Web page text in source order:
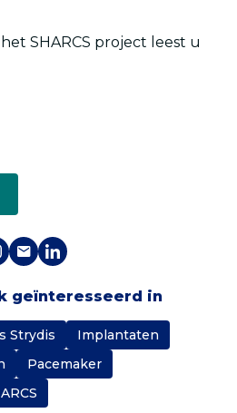
SHARCS project leest u
geïnteresseerd in
Strydis
Implantaten
Pacemaker